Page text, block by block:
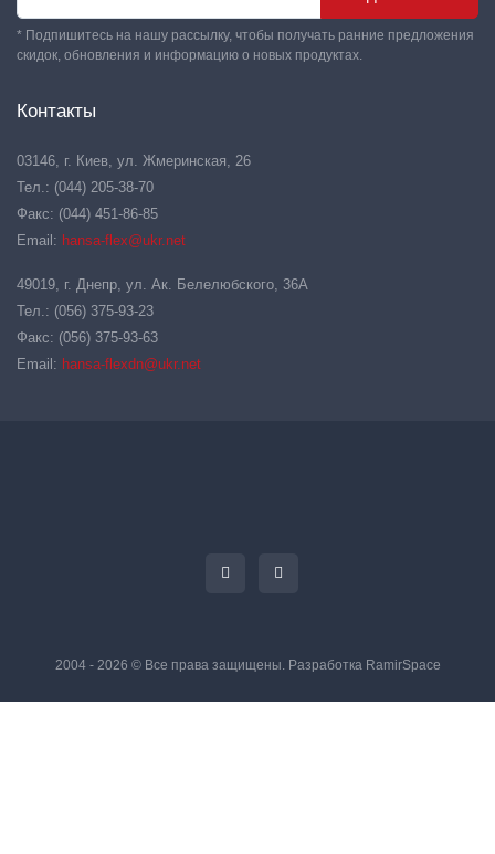
* Подпишитесь на нашу рассылку, чтобы получать ранние предложения
скидок, обновления и информацию о новых продуктах.
Контакты
03146, г. Киев, ул. Жмеринская, 26
Тел.: (044) 205-38-70
Факс: (044) 451-86-85
Email: hansa-flex@ukr.net
49019, г. Днепр, ул. Ак. Белелюбского, 36А
Тел.: (056) 375-93-23
Факс: (056) 375-93-63
Email: hansa-flexdn@ukr.net
2004 - 2026 © Все права защищены. Разработка RamirSpace